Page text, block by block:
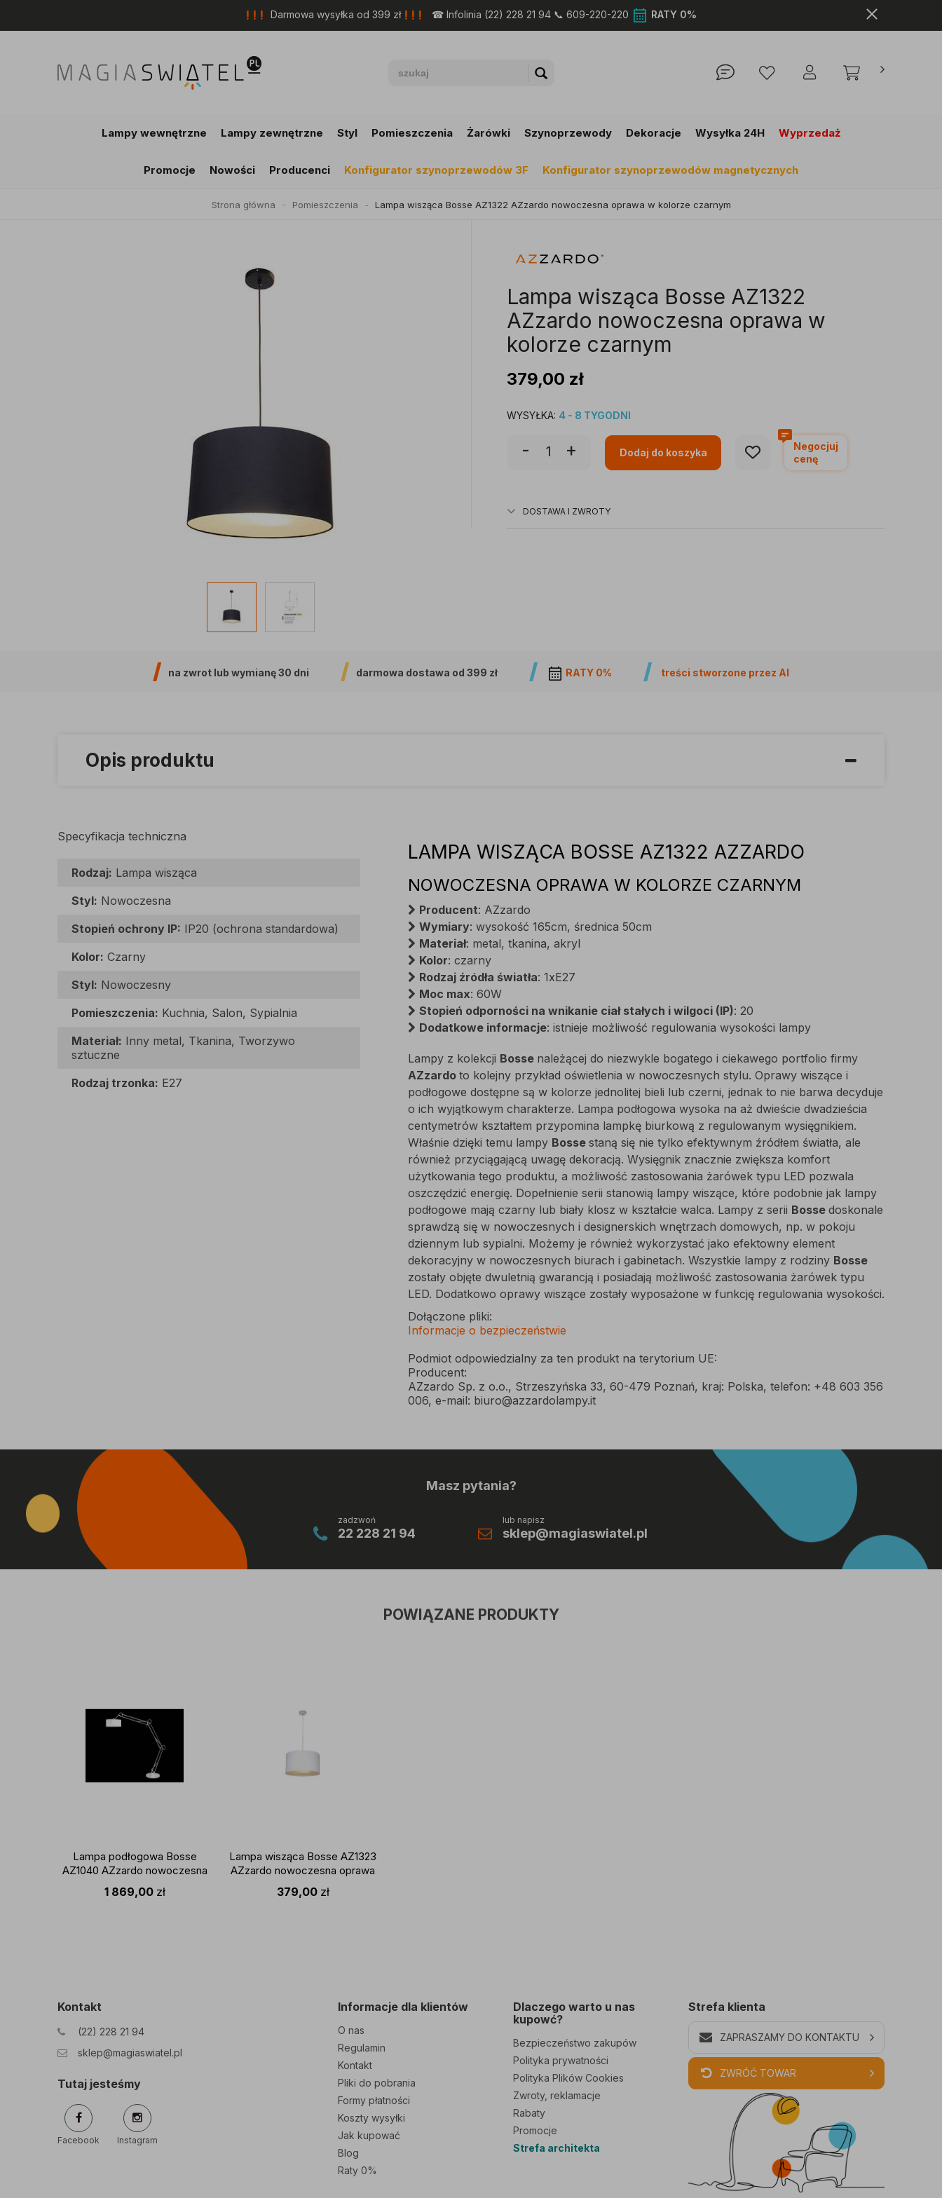
! ! ! Darmowa wysyłka od 399 zł ! ! ! ☎ Infolinia (22) 228 21 94 📞 609-220-220 RATY 0%
Lampy wewnętrzne Lampy zewnętrzne Styl Pomieszczenia Żarówki Szynoprzewody Dekoracje Wysyłka 24H Wyprzedaż
Promocje Nowości Producenci Konfigurator szynoprzewodów 3F Konfigurator szynoprzewodów magnetycznych
Strona główna Pomieszczenia Lampa wisząca Bosse AZ1322 AZzardo nowoczesna oprawa w kolorze czarnym
Lampa wisząca Bosse AZ1322
AZzardo nowoczesna oprawa w
kolorze czarnym
379,00 zł
WYSYŁKA: 4 - 8 TYGODNI
- + Dodaj do koszyka
Negocjuj
cenę
DOSTAWA I ZWROTY
na zwrot lub wymianę30 dni darmowa dostawa od 399 zł RATY 0% treści stworzone przez AI
Opis produktu
Specyfikacja techniczna
Rodzaj: Lampa wisząca
Styl: Nowoczesna
Stopień ochrony IP: IP20 (ochrona standardowa)
Kolor: Czarny
Styl: Nowoczesny
Pomieszczenia: Kuchnia, Salon, Sypialnia
Materiał: Inny metal, Tkanina, Tworzywo
sztuczne
Rodzaj trzonka: E27
LAMPA WISZĄCA BOSSE AZ1322 AZZARDO
NOWOCZESNA OPRAWA W KOLORZE CZARNYM
Producent: AZzardo
Wymiary: wysokość 165cm, średnica 50cm
Materiał: metal, tkanina, akryl
Kolor: czarny
Rodzaj źródła światła: 1xE27
Moc max: 60W
Stopień odporności na wnikanie ciał stałych i wilgoci (IP): 20
Dodatkowe informacje: istnieje możliwość regulowania wysokości lampy
Lampy z kolekcji Bosse należącej do niezwykle bogatego i ciekawego portfolio firmy
AZzardo to kolejny przykład oświetlenia w nowoczesnych stylu. Oprawy wiszące i
podłogowe dostępne są w kolorze jednolitej bieli lub czerni, jednak to nie barwa decyduje
o ich wyjątkowym charakterze. Lampa podłogowa wysoka na aż dwieście dwadzieścia
centymetrów kształtem przypomina lampkę biurkową z regulowanym wysięgnikiem.
Właśnie dzięki temu lampy Bosse staną się nie tylko efektywnym źródłem światła, ale
również przyciągającą uwagę dekoracją. Wysięgnik znacznie zwiększa komfort
użytkowania tego produktu, a możliwość zastosowania żarówek typu LED pozwala
oszczędzić energię. Dopełnienie serii stanowią lampy wiszące, które podobnie jak lampy
podłogowe mają czarny lub biały klosz w kształcie walca. Lampy z serii Bosse doskonale
sprawdzą się w nowoczesnych i designerskich wnętrzach domowych, np. w pokoju
dziennym lub sypialni. Możemy je również wykorzystać jako efektowny element
dekoracyjny w nowoczesnych biurach i gabinetach. Wszystkie lampy z rodziny Bosse
zostały objęte dwuletnią gwarancją i posiadają możliwość zastosowania żarówek typu
LED. Dodatkowo oprawy wiszące zostały wyposażone w funkcję regulowania wysokości.
Dołączone pliki:
Informacje o bezpieczeństwie
Podmiot odpowiedzialny za ten produkt na terytorium UE:
Producent:
AZzardo Sp. z o.o., Strzeszyńska 33, 60-479 Poznań, kraj: Polska, telefon: +48 603 356
006, e-mail: biuro@azzardolampy.it
Masz pytania?
zadzwoń
22 228 21 94
lub napisz
sklep@magiaswiatel.pl
POWIĄZANE PRODUKTY
Lampa podłogowa Bosse
AZ1040 AZzardo nowoczesna
oprawa w kolorze białym
1 869,00 zł
Lampa wisząca Bosse AZ1323
AZzardo nowoczesna oprawa
w kolorze białym
379,00 zł
Informacje dla klientów
O nas
Regulamin
Kontakt
Pliki do pobrania
Formy płatności
Koszty wysyłki
Jak kupować
Blog
Raty 0%
Dlaczego warto u nas
kupowć?
Bezpieczeństwo zakupów
Polityka prywatności
Polityka Plików Cookies
Zwroty, reklamacje
Rabaty
Promocje
Strefa architekta
Kontakt
(22) 228 21 94
sklep@magiaswiatel.pl
Tutaj jesteśmy
Facebook Instagram
Strefa klienta
ZAPRASZAMY DO KONTAKTU
ZWRÓĆ TOWAR